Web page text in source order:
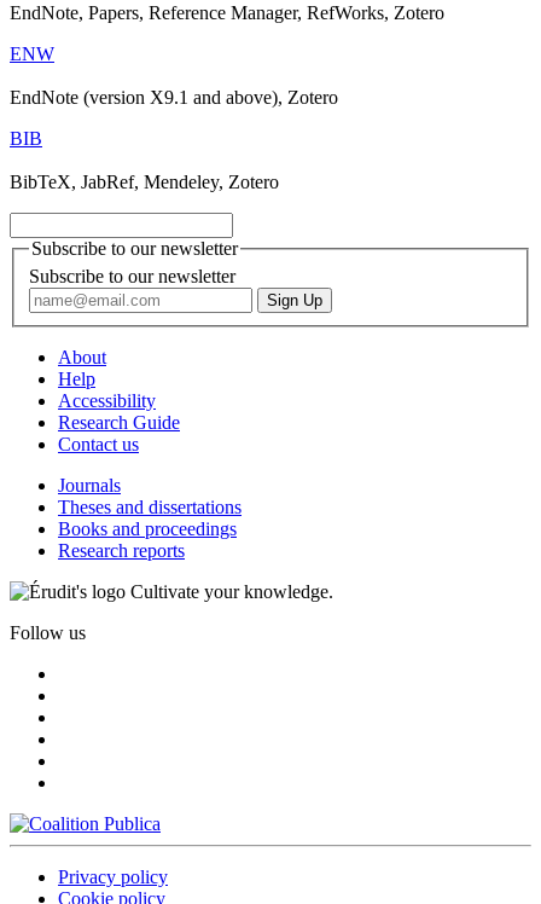
EndNote, Papers, Reference Manager, RefWorks, Zotero
ENW
EndNote (version X9.1 and above), Zotero
BIB
BibTeX, JabRef, Mendeley, Zotero
Subscribe to our newsletter
Subscribe to our newsletter
About
Help
Accessibility
Research Guide
Contact us
Journals
Theses and dissertations
Books and proceedings
Research reports
Cultivate your knowledge.
Follow us
Privacy policy
Cookie policy